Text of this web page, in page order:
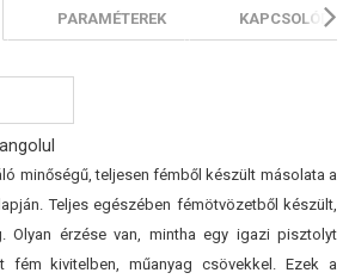
PARAMÉTEREK KAPCSOLÓDÓ
minőségű, teljesen fémből készült másolata a
Teljes egészében fémötvözetből készült,
Olyan érzése van, mintha egy igazi pisztolyt
fém kivitelben, műanyag csövekkel. Ezek a